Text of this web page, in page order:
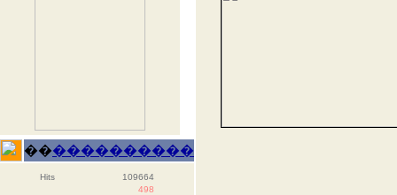
������������
Hits
109664
498